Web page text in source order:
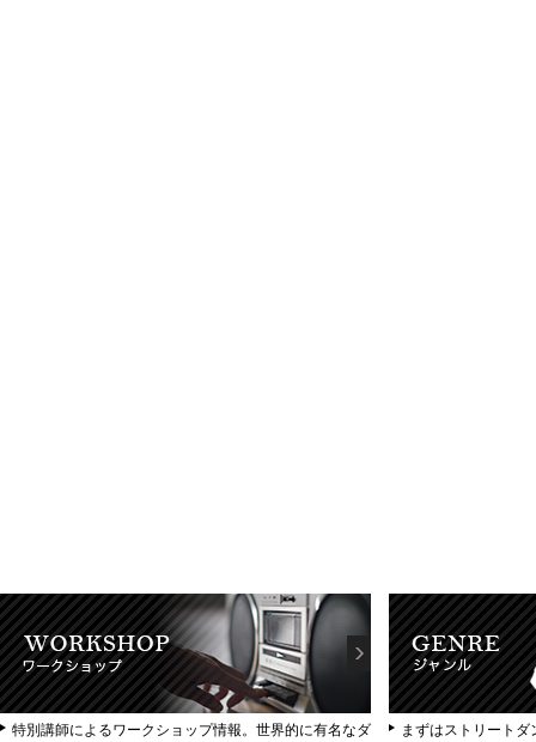
特別講師によるワークショップ情報。世界的に有名なダ
まずはストリート